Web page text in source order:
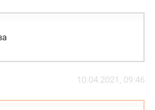
10.04.2021, 09:46